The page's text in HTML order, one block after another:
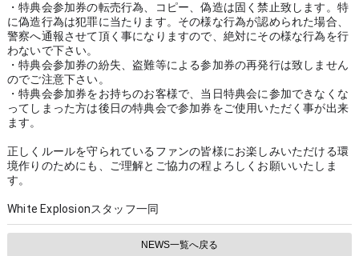
・特典会参加券の転売行為、コピー、偽造は固く禁止致します。特
に偽造行為は犯罪に当たります。その様な行為が認められた場合、
警察へ通報させて頂く事になりますので、絶対にその様な行為を行
わないで下さい。
・特典会参加券の紛失、盗難等による参加券の再発行は致しません
のでご注意下さい。
・特典会参加券をお持ちのお客様で、当日特典会に参加できなくな
ってしまった方は後日の特典会で参加券をご使用いただく事が出来
ます。
正しくルールを守られているファンの皆様にお楽しみいただける環
境作りのためにも、ご理解とご協力の程よろしくお願いいたしま
す。
White Explosionスタッフ一同
NEWS一覧へ戻る